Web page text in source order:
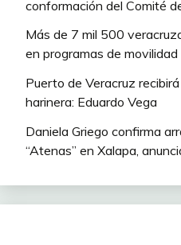
conformación del Comité
Más de 7 mil 500
en programas de
Puerto de Veracruz
harinera: Eduardo Vega
Daniela Griego confirma
“Atenas” en Xalapa,